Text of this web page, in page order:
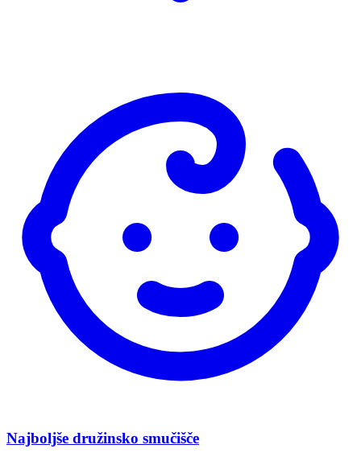
Najboljše družinsko smučišče